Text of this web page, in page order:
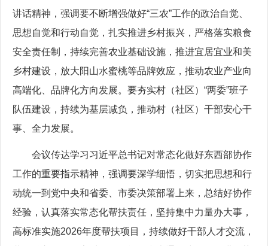
讲话精神，强调要不断增强做好“三农”工作的政治自觉、
思想自觉和行动自觉，扎实推进乡村振兴，严格落实粮食
安全责任制，持续完善农业基础设施，推进宜居宜业和美
乡村建设，放大阳山水蜜桃等品牌效应，推动农业产业向
高端化、品牌化方向发展。要夯实村（社区）“两委”班子
队伍建设，持续为基层减负，推动村（社区）干部安心干
事、全力发展。
会议传达学习习近平总书记对常态化做好东西部协作
工作的重要指示精神，强调要深学细悟，切实把思想和行
动统一到党中央和省委、市委决策部署上来，总结好协作
经验，认真落实常态化帮扶责任，坚持集中力量办大事，
高标准实施2026年度帮扶项目，持续做好干部人才交流，